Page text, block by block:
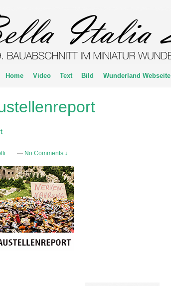
Home Video Text Bild Wunderland Webseite
— No Comments ↓